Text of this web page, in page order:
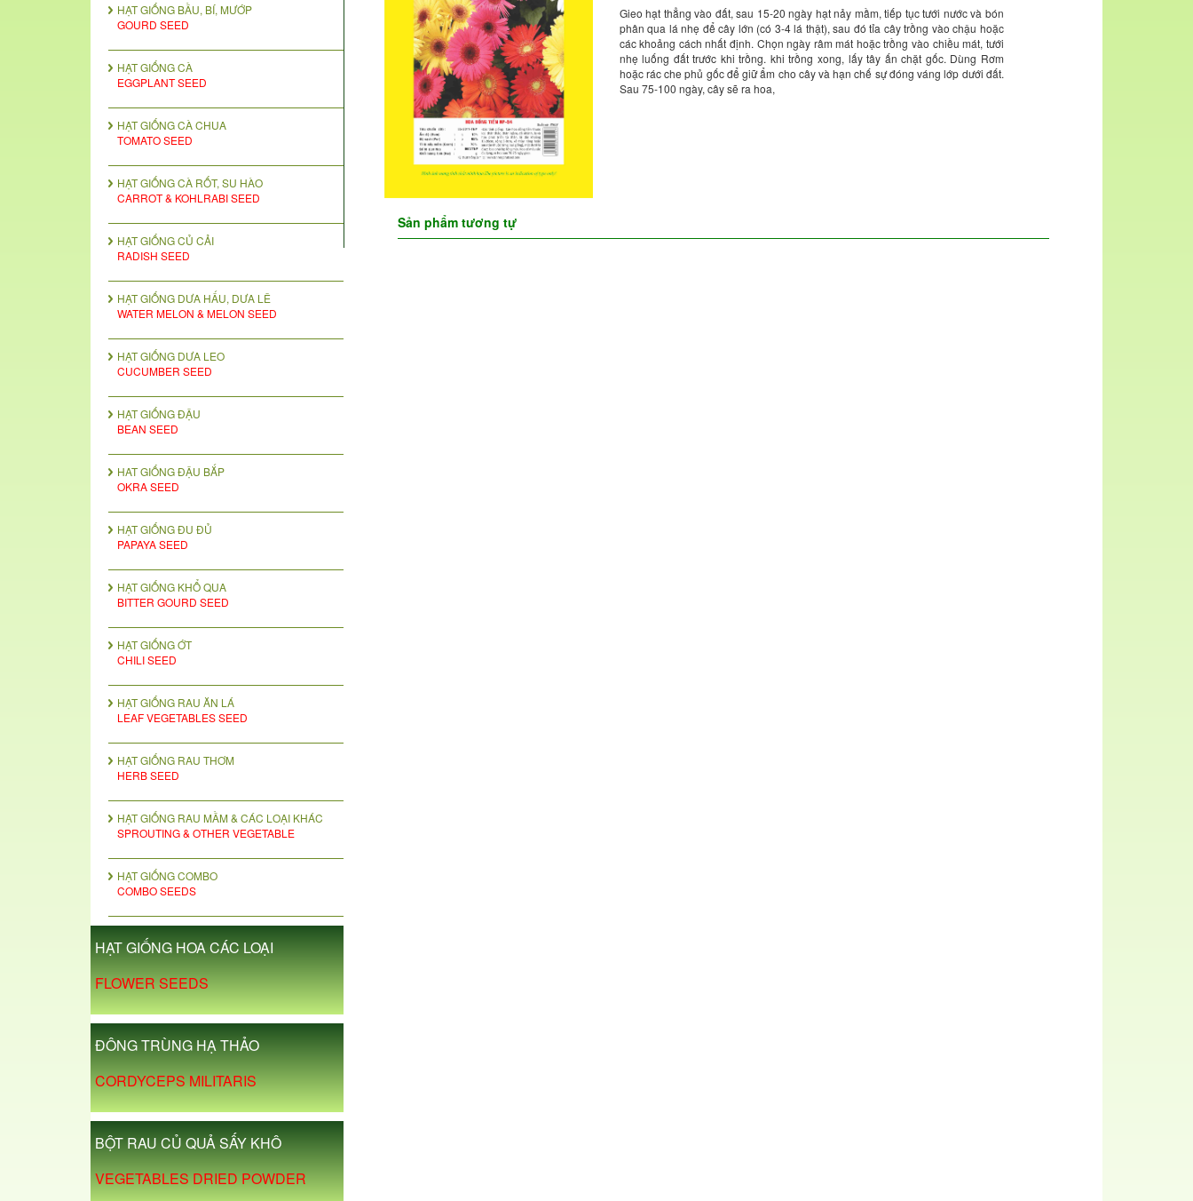
HẠT GIỐNG BẦU, BÍ, MƯỚP
GOURD SEED
HẠT GIỐNG CÀ
EGGPLANT SEED
HẠT GIỐNG CÀ CHUA
TOMATO SEED
HẠT GIỐNG CÀ RỐT, SU HÀO
CARROT & KOHLRABI SEED
HẠT GIỐNG CỦ CẢI
RADISH SEED
HẠT GIỐNG DƯA HẤU, DƯA LÊ
WATER MELON & MELON SEED
HẠT GIỐNG DƯA LEO
CUCUMBER SEED
HẠT GIỐNG ĐẬU
BEAN SEED
HAT GIỐNG ĐẬU BẮP
OKRA SEED
HẠT GIỐNG ĐU ĐỦ
PAPAYA SEED
HẠT GIỐNG KHỔ QUA
BITTER GOURD SEED
HẠT GIỐNG ỚT
CHILI SEED
HẠT GIỐNG RAU ĂN LÁ
LEAF VEGETABLES SEED
HẠT GIỐNG RAU THƠM
HERB SEED
HẠT GIỐNG RAU MẦM & CÁC LOẠI KHÁC
SPROUTING & OTHER VEGETABLE
HẠT GIỐNG COMBO
COMBO SEEDS
HẠT GIỐNG HOA CÁC LOẠI
FLOWER SEEDS
ĐÔNG TRÙNG HẠ THẢO
CORDYCEPS MILITARIS
BỘT RAU CỦ QUẢ SẤY KHÔ
VEGETABLES DRIED POWDER
Gieo hạt thẳng vào đất, sau 15-20 ngày hạt nảy mầm, tiếp tục tưới nước và bón
phân qua lá nhẹ để cây lớn (có 3-4 lá thật), sau đó tỉa cây trồng vào chậu hoặc
các khoảng cách nhất định. Chọn ngày râm mát hoặc trồng vào chiều mát, tưới
nhẹ luống đất trước khi trồng. khi trồng xong, lấy tây ấn chặt gốc. Dùng Rơm
hoặc rác che phủ gốc để giữ ẩm cho cây và hạn chế sự đóng váng lớp dưới đất.
Sau 75-100 ngày, cây sẽ ra hoa,
Sản phẩm tương tự